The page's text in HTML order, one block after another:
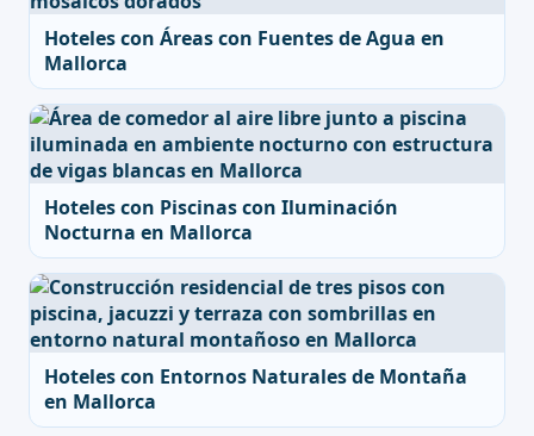
Hoteles con Áreas con Fuentes de Agua en
Mallorca
Hoteles con Piscinas con Iluminación
Nocturna en Mallorca
Hoteles con Entornos Naturales de Montaña
en Mallorca